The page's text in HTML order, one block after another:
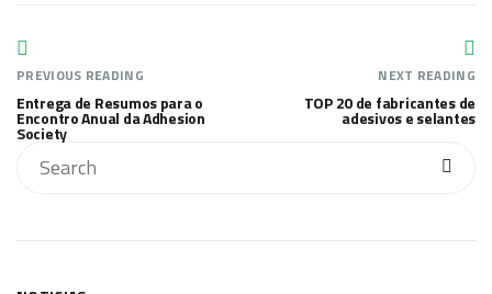
PREVIOUS READING
Entrega de Resumos para o
Encontro Anual da Adhesion
Society
NEXT READING
TOP 20 de fabricantes de
adesivos e selantes